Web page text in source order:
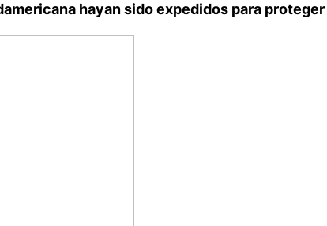
hayan sido expedidos para